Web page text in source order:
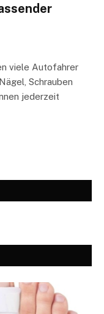
viele Autofahrer
Schrauben
jederzeit